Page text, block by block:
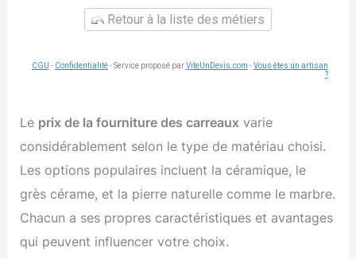
Retour à la liste des métiers
CGU - Confidentialité- Service proposé parViteUnDevis.com -Vous êtes un artisan
?
Le prix de la fourniture des carreaux varie
considérablement selon le type de matériau choisi.
Les options populaires incluent la céramique, le
grès cérame, et la pierre naturelle comme le marbre.
Chacun a ses propres caractéristiques et avantages
qui peuvent influencer votre choix.